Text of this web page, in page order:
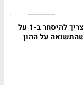
"התפיסה שבנק צריך להיסחר ב-1 על
על ההון